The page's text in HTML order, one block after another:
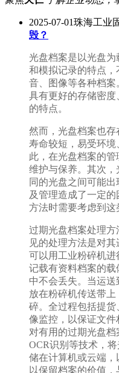
2025-07-01珠海工业
毁？
光盘档案是以光盘
和模拟记录的特点
音、图像等各种档
具有更好的存储密度
的特点。
然而，光盘档案也
寿命较短，易受环境
此，在光盘档案的
维护与保养。其次
同的光盘之间可能
及管理造成了一定
方法时需要考虑到这
过期光盘档案处理
见的处理方法是对
可以用工业粉碎机
记载有资料档案的
中不会丢失。当运
放在粉碎机传送带
碎。全过程包括提
像监控，以保证文
对有用的过期光盘
OCR识别等技术，
储在计算机或云端
以保留档案的价值